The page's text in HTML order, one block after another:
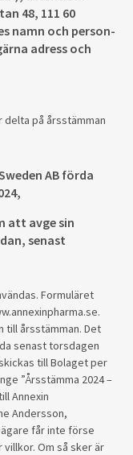
48, 111 60
namn och person-
adress och
på årsstämman
AB förda
att avge sin
senast
Formuläret
till årsstämman. Det
senast torsdagen
till Bolaget per
”Årsstämma 2024 –
Annexin
Andersson,
får inte förse
Om så sker är